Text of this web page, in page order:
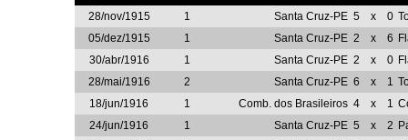
28/nov/1915
1 Santa Cruz-PE 5 x 0
05/dez/1915
1 Santa Cruz-PE 2 x 6
30/abr/1916
1 Santa Cruz-PE 2 x 0
28/mai/1916
2 Santa Cruz-PE 6 x 1
18/jun/1916
1 Comb. dos Brasileiros 4 x 1
24/jun/1916
1 Santa Cruz-PE 5 x 2